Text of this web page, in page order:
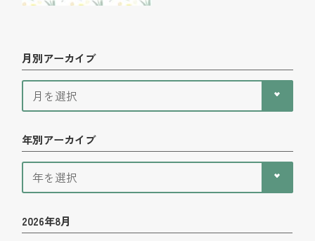
月別アーカイブ
年別アーカイブ
2026年8月